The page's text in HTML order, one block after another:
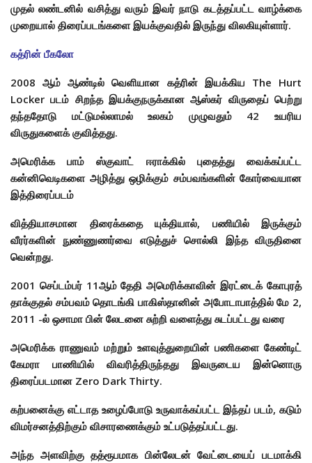
முதல் லண்டனில் வசித்து வரும் இவர் நாடு கடத்தப்பட்ட வாழ்க்கை
முறையால் திரைப்படங்களை இயக்குவதில் இருந்து விலகியுள்ளார்.
கத்ரின் பீகலோ
2008 ஆம் ஆண்டில் வெளியான கத்ரின் இயக்கிய The Hurt
Locker படம் சிறந்த இயக்குநருக்கான ஆஸ்கர் விருதைப் பெற்று
தந்ததோடு மட்டுமல்லாமல் உலகம் முழுவதும் 42 உயரிய
விருதுகளைக் குவித்தது.
அமெரிக்க பாம் ஸ்குவாட் ஈராக்கில் புதைத்து வைக்கப்பட்ட
கன்னிவெடிகளை அழித்து ஒழிக்கும் சம்பவங்களின் கோர்வையான
இத்திரைப்படம்
வித்தியாசமான திரைக்கதை யுக்தியால், பணியில் இருக்கும்
வீரர்களின் நுண்ணுணர்வை எடுத்துச் சொல்லி இந்த விருதினை
வென்றது.
2001 செப்டம்பர் 11ஆம் தேதி அமெரிக்காவின் இரட்டைக் கோபுரத்
தாக்குதல் சம்பவம் தொடங்கி பாகிஸ்தானின் அபோடாபாத்தில் மே 2,
2011 -ல் ஒசாமா பின் லேடனை சுற்றி வளைத்து சுடப்பட்டது வரை
அமெரிக்க ராணுவம் மற்றும் உளவுத்துறையின் பணிகளை கேண்டிட்
கேமரா பாணியில் விவரித்திருந்தது இவருடைய இன்னொரு
திரைப்படமான Zero Dark Thirty.
கற்பனைக்கு எட்டாத உழைப்போடு உருவாக்கப்பட்ட இந்தப் படம், கடும்
விமர்சனத்திற்கும் விசாரணைக்கும் உட்படுத்தப்பட்டது.
அந்த அளவிற்கு தத்ரூபமாக பின்லேடன் வேட்டையைப் படமாக்கி